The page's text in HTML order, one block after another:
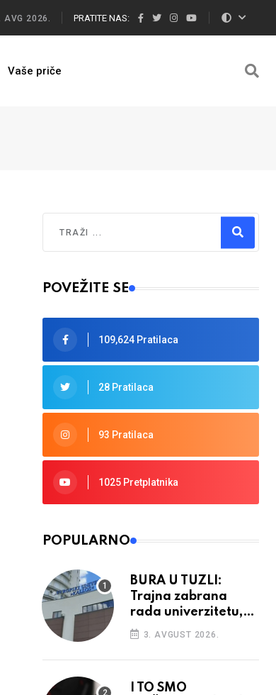
AVG 2026. PRATITE NAS:
Vaše priče
Type 2 or more characters for results.
POVEŽITE SE
109,624 Pratilaca
28 Pratilaca
93 Pratilaca
1025 Pretplatnika
POPULARNO
BURA U TUZLI:
Trajna zabrana
rada univerzitetu,
provedba sudskih
odluka
3. AVGUST 2026.
I TO SMO